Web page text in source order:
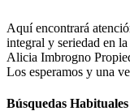
Aquí encontrará
integral y seriedad en
Alicia Imbrogno
Los esperamos y una
Búsquedas Habituales